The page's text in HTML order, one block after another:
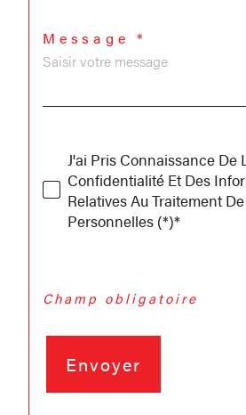
Message *
J'ai Pris Connaissance De
Confidentialité Et Des
Relatives Au Traitement
Personnelles (*)*
* Champ obligatoire
Envoyer